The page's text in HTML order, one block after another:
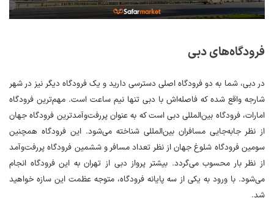
فرودگاه‌های دبی
در دبی، شما به دو فرودگاه اصلی دسترسی دارید و یک فرودگاه دیگر نیز در شهر
شارجه واقع شده که فاصله‌اش با دبی تنها نیم ساعت است. مهم‌ترین فرودگاه
امارات، فرودگاه بین‌المللی دبی است که به عنوان پررفت‌وآمدترین فرودگاه جهان
از نظر جابه‌جایی مسافران بین‌المللی شناخته می‌شود. این فرودگاه همچنین
سومین فرودگاه شلوغ جهان از نظر تعداد مسافر و ششمین فرودگاه پررفت‌وآمد
از نظر بار محسوب می‌گردد. بیشتر پرواز دبی از تهران به این فرودگاه انجام
می‌شود. با ورود به یکی از سه پایانه فرودگاه، متوجه عظمت این سازه خواهید